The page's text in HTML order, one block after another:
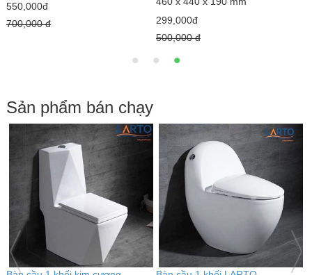
550,000đ
700,000 đ
299,000đ
500,000 đ
Sản phẩm bán chạy